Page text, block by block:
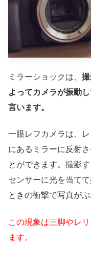
ミラーショックは、
よってカメラが振動
言います。
一眼レフカメラは、
にあるミラーに反射
とができます。撮影
センサーに光を当て
ときの衝撃で写真がぶ
この現象は三脚やレ
ます。